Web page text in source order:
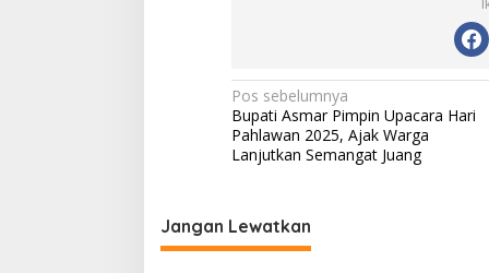
N
a
v
g
a
Pos sebelumnya
Bupati Asmar Pimpin Upacara Hari
Pahlawan 2025, Ajak Warga
Lanjutkan Semangat Juang
Jangan Lewatkan